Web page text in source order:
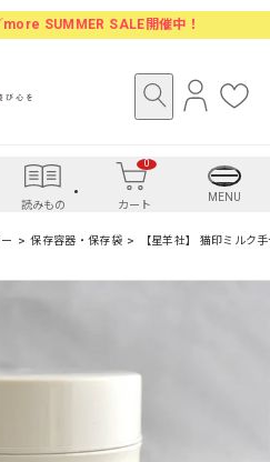
SUMMER SALE開催中！
に
入
り
読みもの カート
0
MENU
保存容器・保存袋 【星羊社】 猫印ミルク